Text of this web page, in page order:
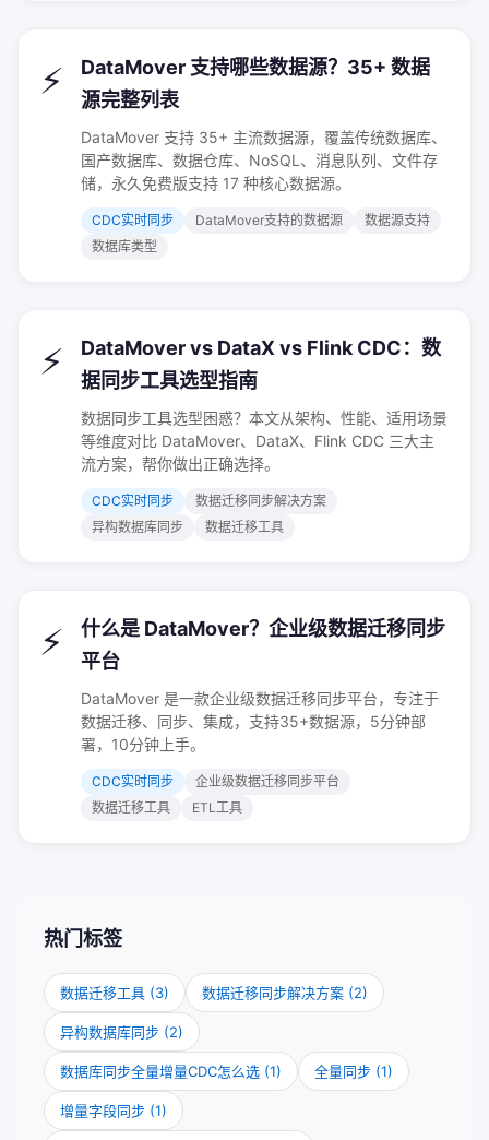
⚡
DataMover 支持哪些数据源？35+ 数据
源完整列表
DataMover 支持 35+ 主流数据源，覆盖传统数据库、
国产数据库、数据仓库、NoSQL、消息队列、文件存
储，永久免费版支持 17 种核心数据源。
CDC实时同步 DataMover支持的数据源
数据源支持
数据库类型
⚡
DataMover vs DataX vs Flink CDC：数
据同步工具选型指南
数据同步工具选型困惑？本文从架构、性能、适用场景
等维度对比 DataMover、DataX、Flink CDC 三大主
流方案，帮你做出正确选择。
CDC实时同步
数据迁移同步解决方案
异构数据库同步
数据迁移工具
⚡
什么是 DataMover？企业级数据迁移同步
平台
DataMover 是一款企业级数据迁移同步平台，专注于
数据迁移、同步、集成，支持35+数据源，5分钟部
署，10分钟上手。
CDC实时同步
企业级数据迁移同步平台
数据迁移工具
ETL工具
热门标签
数据迁移工具 (3) 数据迁移同步解决方案 (2)
异构数据库同步 (2)
数据库同步全量增量CDC怎么选 (1) 全量同步 (1)
增量字段同步 (1)